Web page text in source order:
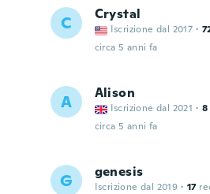
C Crystal
Iscrizione dal 2017 ·
circa 5 anni fa
A Alison
Iscrizione dal 2021 · 8
circa 5 anni fa
G genesis
Iscrizione dal 2019 · 17